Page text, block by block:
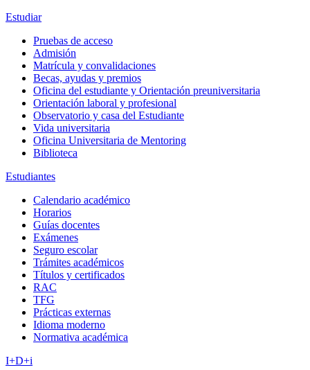
Estudiar
Pruebas de acceso
Admisión
Matrícula y convalidaciones
Becas, ayudas y premios
Oficina del estudiante y Orientación preuniversitaria
Orientación laboral y profesional
Observatorio y casa del Estudiante
Vida universitaria
Oficina Universitaria de Mentoring
Biblioteca
Estudiantes
Calendario académico
Horarios
Guías docentes
Exámenes
Seguro escolar
Trámites académicos
Títulos y certificados
RAC
TFG
Prácticas externas
Idioma moderno
Normativa académica
I+D+i